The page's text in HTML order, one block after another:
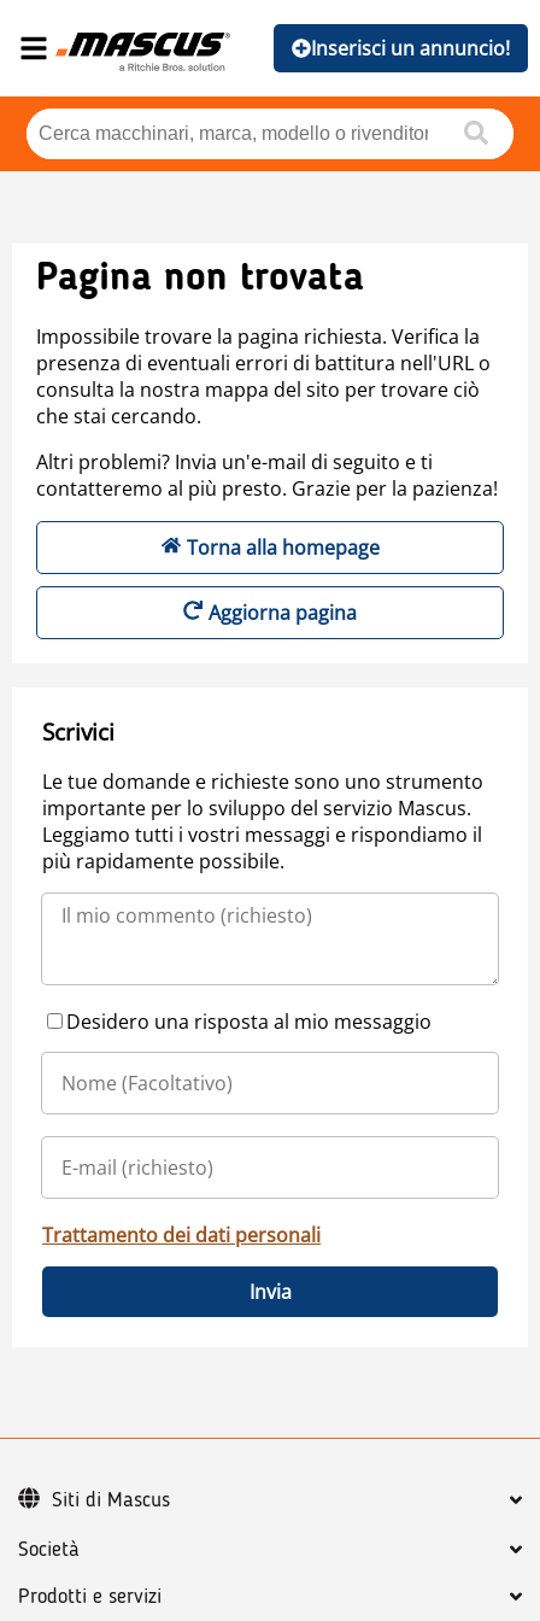
Inserisci un annuncio!
Pagina non trovata
Impossibile trovare la pagina richiesta. Verifica la
presenza di eventuali errori di battitura nell'URL o
consulta la nostra mappa del sito per trovare ciò
che stai cercando.
Altri problemi? Invia un'e-mail di seguito e ti
contatteremo al più presto. Grazie per la pazienza!
Torna alla homepage
Aggiorna pagina
Scrivici
Le tue domande e richieste sono uno strumento
importante per lo sviluppo del servizio Mascus.
Leggiamo tutti i vostri messaggi e rispondiamo il
più rapidamente possibile.
Desidero una risposta al mio messaggio
Trattamento dei dati personali
Invia
Società
Prodotti e servizi
Siti di Mascus